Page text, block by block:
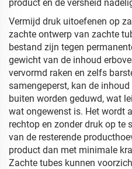
product en de versheid
Vermijd druk uitoefenen op
zachte ontwerp van zachte
bestand zijn tegen
gewicht van de inhoud
vervormd raken en zelfs
samengeperst, kan de
buiten worden geduwd, wat
wat ongewenst is. Het wordt
rechtop en zonder druk op te
van de resterende
product dan met minimale
Zachte tubes kunnen